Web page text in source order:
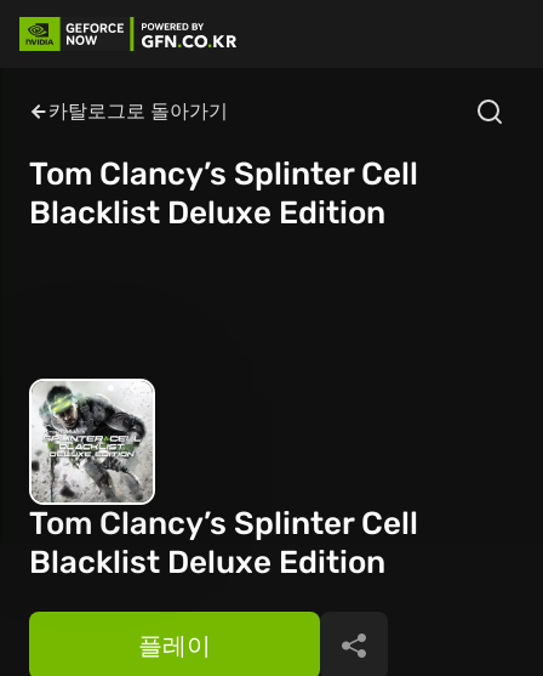
카탈로그로 돌아가기
Tom Clancy’s Splinter Cell
Blacklist Deluxe Edition
Tom Clancy’s Splinter Cell
Blacklist Deluxe Edition
플레이 공유